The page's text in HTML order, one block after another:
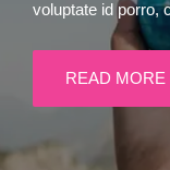
voluptate id porro,
READ MORE